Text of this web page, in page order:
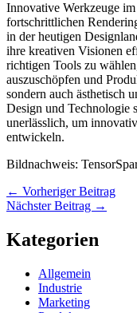
Innovative Werkzeuge
fortschrittlichen
in der heutigen
ihre kreativen Visionen
richtigen Tools zu
auszuschöpfen und
sondern auch ästhetisch
Design und Technologie
unerlässlich, um
entwickeln.
Bildnachweis:
← Vorheriger Beitrag
Nächster Beitrag →
Kategorien
Allgemein
Industrie
Marketing